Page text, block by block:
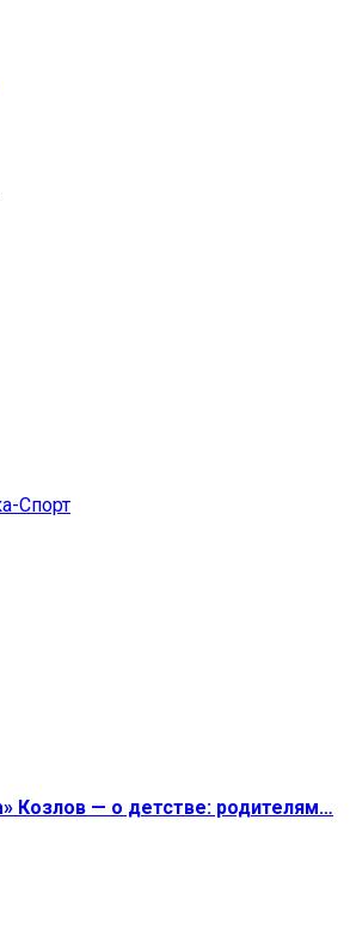
Козлов — о детстве: родителям…